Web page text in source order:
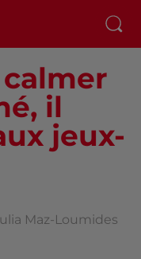
il
jeux-
Maz-Loumides